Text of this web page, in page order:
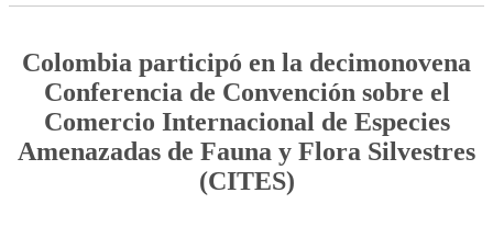
Colombia participó en la decimonovena
Conferencia de Convención sobre el
Comercio Internacional de Especies
Amenazadas de Fauna y Flora Silvestres
(CITES)